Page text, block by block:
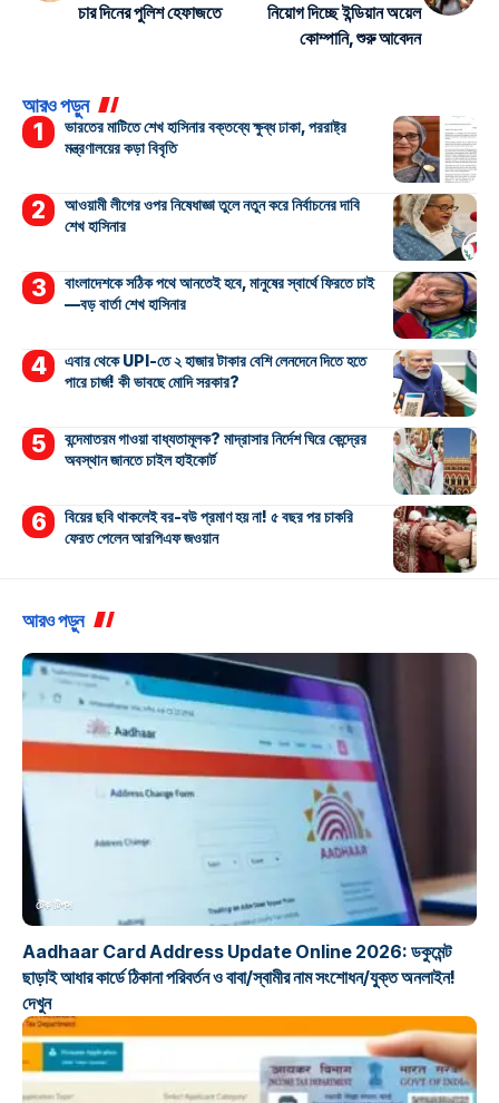
চার দিনের পুলিশ হেফাজতে
নিয়োগ দিচ্ছে ইন্ডিয়ান অয়েল
কোম্পানি, শুরু আবেদন
আরও পড়ুন
ভারতের মাটিতে শেখ হাসিনার বক্তব্যে ক্ষুব্ধ ঢাকা, পররাষ্ট্র
মন্ত্রণালয়ের কড়া বিবৃতি
আওয়ামী লীগের ওপর নিষেধাজ্ঞা তুলে নতুন করে নির্বাচনের দাবি
শেখ হাসিনার
বাংলাদেশকে সঠিক পথে আনতেই হবে, মানুষের স্বার্থে ফিরতে চাই
—বড় বার্তা শেখ হাসিনার
এবার থেকে UPI-তে ২ হাজার টাকার বেশি লেনদেনে দিতে হতে
পারে চার্জ! কী ভাবছে মোদি সরকার?
বন্দেমাতরম গাওয়া বাধ্যতামূলক? মাদ্রাসার নির্দেশ ঘিরে কেন্দ্রের
অবস্থান জানতে চাইল হাইকোর্ট
বিয়ের ছবি থাকলেই বর-বউ প্রমাণ হয় না! ৫ বছর পর চাকরি
ফেরত পেলেন আরপিএফ জওয়ান
আরও পড়ুন
টেক টিপস
Aadhaar Card Address Update Online 2026: ডকুমেন্ট
ছাড়াই আধার কার্ডে ঠিকানা পরিবর্তন ও বাবা/স্বামীর নাম সংশোধন/যুক্ত অনলাইন!
দেখুন